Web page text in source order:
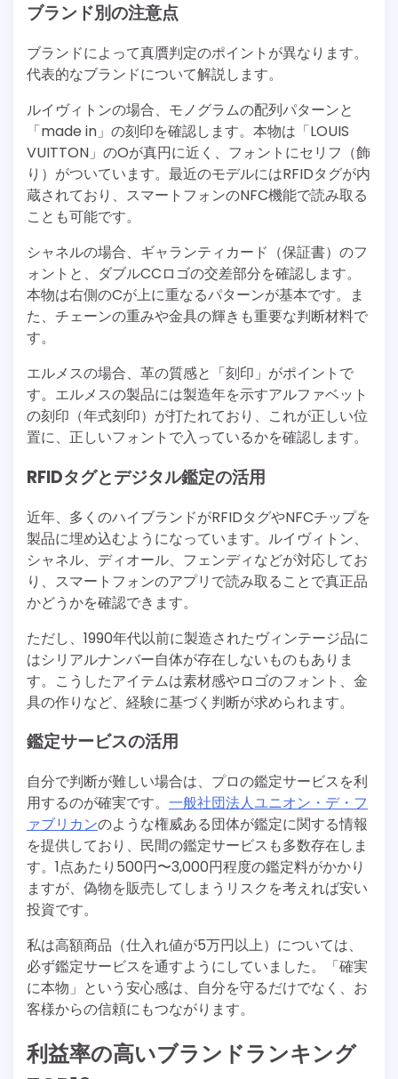
ブランド別の注意点
ブランドによって真贋判定のポイントが異なります。
代表的なブランドについて解説します。
ルイヴィトンの場合、モノグラムの配列パターンと
「made in」の刻印を確認します。本物は「LOUIS
VUITTON」のOが真円に近く、フォントにセリフ（飾
り）がついています。最近のモデルにはRFIDタグが内
蔵されており、スマートフォンのNFC機能で読み取る
ことも可能です。
シャネルの場合、ギャランティカード（保証書）のフ
ォントと、ダブルCCロゴの交差部分を確認します。
本物は右側のCが上に重なるパターンが基本です。ま
た、チェーンの重みや金具の輝きも重要な判断材料で
す。
エルメスの場合、革の質感と「刻印」がポイントで
す。エルメスの製品には製造年を示すアルファベット
の刻印（年式刻印）が打たれており、これが正しい位
置に、正しいフォントで入っているかを確認します。
RFIDタグとデジタル鑑定の活用
近年、多くのハイブランドがRFIDタグやNFCチップを
製品に埋め込むようになっています。ルイヴィトン、
シャネル、ディオール、フェンディなどが対応してお
り、スマートフォンのアプリで読み取ることで真正品
かどうかを確認できます。
ただし、1990年代以前に製造されたヴィンテージ品に
はシリアルナンバー自体が存在しないものもありま
す。こうしたアイテムは素材感やロゴのフォント、金
具の作りなど、経験に基づく判断が求められます。
鑑定サービスの活用
自分で判断が難しい場合は、プロの鑑定サービスを利
用するのが確実です。 一般社団法人ユニオン・デ・フ
ァブリカンのような権威ある団体が鑑定に関する情報
を提供しており、民間の鑑定サービスも多数存在しま
す。1点あたり500円〜3,000円程度の鑑定料がかかり
ますが、偽物を販売してしまうリスクを考えれば安い
投資です。
私は高額商品（仕入れ値が5万円以上）については、
必ず鑑定サービスを通すようにしていました。「確実
に本物」という安心感は、自分を守るだけでなく、お
客様からの信頼にもつながります。
利益率の高いブランドランキング